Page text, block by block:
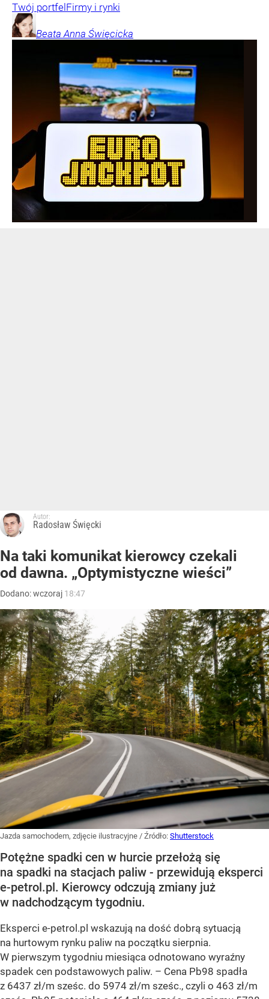
Twój portfel Firmy i rynki
Beata Anna Święcicka
Autor:
Radosław Święcki
Na taki komunikat kierowcy czekali
od dawna. „Optymistyczne wieści”
Dodano:wczoraj 18:47
Jazda samochodem, zdjęcie ilustracyjne / Źródło: Shutterstock
Potężne spadki cen w hurcie przełożą się
na spadki na stacjach paliw - przewidują eksperci
e-petrol.pl. Kierowcy odczują zmiany już
w nadchodzącym tygodniu.
Eksperci e-petrol.pl wskazują na dość dobrą sytuacją
na hurtowym rynku paliw na początku sierpnia.
W pierwszym tygodniu miesiąca odnotowano wyraźny
spadek cen podstawowych paliw. – Cena Pb98 spadła
z 6437 zł/m sześc. do 5974 zł/m sześc., czyli o 463 zł/m